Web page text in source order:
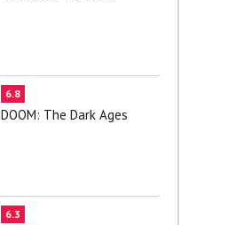
6.8
DOOM: The Dark Ages
6.3